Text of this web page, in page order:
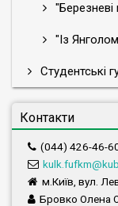
"Березневі
"Із
Студентські
Контакти
(044) 426-46-
kulk.fufkm
м.Київ, вул.
Бровко Олена